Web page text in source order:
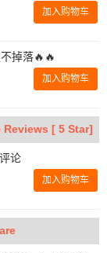
加入购物车
掉落🔥🔥
加入购物车
Reviews [ 5 Star]
论
加入购物车